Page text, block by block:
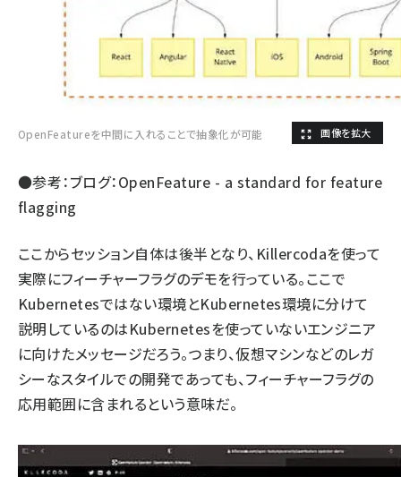
OpenFeatureを中間に入れることで抽象化が可能
●参考：ブログ：OpenFeature - a standard for feature
flagging
ここからセッション自体は後半となり、Killercodaを使って
実際にフィーチャーフラグのデモを行っている。ここで
Kubernetesではない環境とKubernetes環境に分けて
説明しているのはKubernetesを使っていないエンジニア
に向けたメッセージだろう。つまり、仮想マシンなどのレガ
シーなスタイルでの開発であっても、フィーチャーフラグの
応用範囲に含まれるという意味だ。